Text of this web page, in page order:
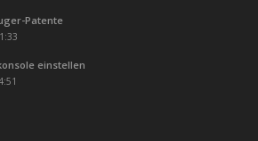
Patente
einstellen